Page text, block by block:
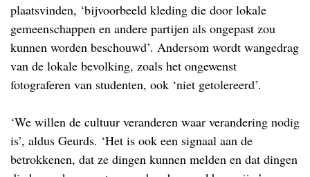
plaatsvinden, ‘bijvoorbeeld kleding die door lokale
gemeenschappen en andere partijen als ongepast zou
kunnen worden beschouwd’. Andersom wordt wangedrag
van de lokale bevolking, zoals het ongewenst
fotograferen van studenten, ook ‘niet getolereerd’.
‘We willen de cultuur veranderen waar verandering nodig
is’, aldus Geurds. ‘Het is ook een signaal aan de
betrokkenen, dat ze dingen kunnen melden en dat dingen